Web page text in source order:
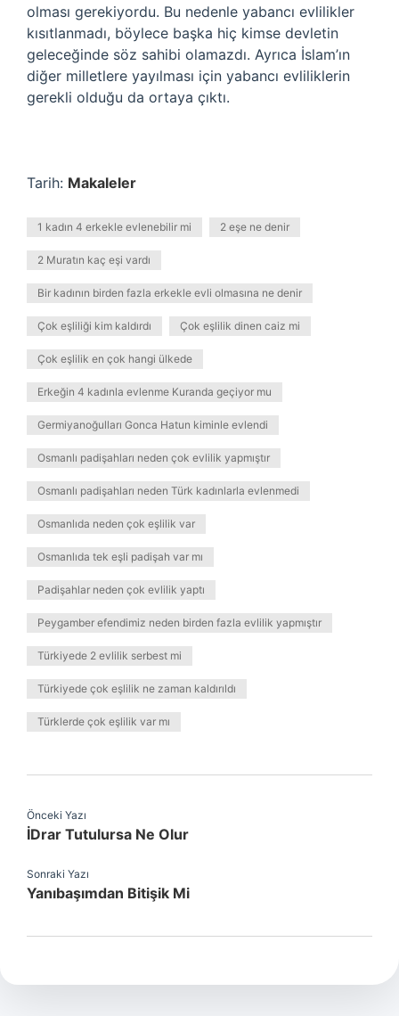
olması gerekiyordu. Bu nedenle yabancı evlilikler
kısıtlanmadı, böylece başka hiç kimse devletin
geleceğinde söz sahibi olamazdı. Ayrıca İslam’ın
diğer milletlere yayılması için yabancı evliliklerin
gerekli olduğu da ortaya çıktı.
Tarih: Makaleler
1 kadın 4 erkekle evlenebilir mi 2 eşe ne denir
2 Muratın kaç eşi vardı
Bir kadının birden fazla erkekle evli olmasına ne denir
Çok eşliliği kim kaldırdı Çok eşlilik dinen caiz mi
Çok eşlilik en çok hangi ülkede
Erkeğin 4 kadınla evlenme Kuranda geçiyor mu
Germiyanoğulları Gonca Hatun kiminle evlendi
Osmanlı padişahları neden çok evlilik yapmıştır
Osmanlı padişahları neden Türk kadınlarla evlenmedi
Osmanlıda neden çok eşlilik var
Osmanlıda tek eşli padişah var mı
Padişahlar neden çok evlilik yaptı
Peygamber efendimiz neden birden fazla evlilik yapmıştır
Türkiyede 2 evlilik serbest mi
Türkiyede çok eşlilik ne zaman kaldırıldı
Türklerde çok eşlilik var mı
Önceki Yazı
İDrar Tutulursa Ne Olur
Sonraki Yazı
Yanıbaşımdan Bitişik Mi